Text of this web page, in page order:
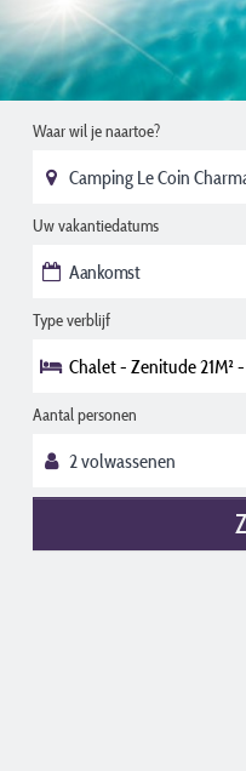
Waar wil je naartoe?
Uw vakantiedatums
Type verblijf
Chalet - Zenitude 21M²
Aantal personen